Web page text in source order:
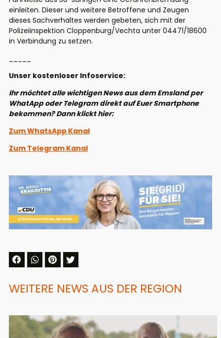
einleiten. Dieser und weitere Betroffene und Zeugen
dieses Sachverhaltes werden gebeten, sich mit der
Polizeiinspektion Cloppenburg/Vechta unter 04471/18600
in Verbindung zu setzen.
Unser kostenloser Infoservice:
Ihr möchtet alle wichtigen News aus dem Emsland per
WhatApp oder Telegram direkt auf Euer Smartphone
bekommen? Dann klickt hier:
Zum WhatsApp Kanal
Zum Telegram Kanal
WEITERE NEWS AUS DER REGION